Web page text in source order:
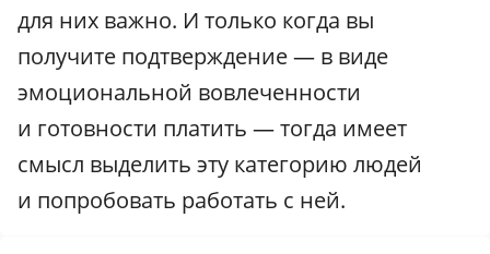
для них важно. И только когда вы
получите подтверждение — в виде
эмоциональной вовлеченности
и готовности платить — тогда имеет
смысл выделить эту категорию людей
и попробовать работать с ней.